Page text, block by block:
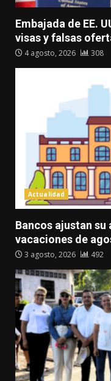
Embajada de EE.
visas y falsas
4 agosto, 2026 308
Actualidad
Bancos ajustan
vacaciones de
3 agosto, 2026 492